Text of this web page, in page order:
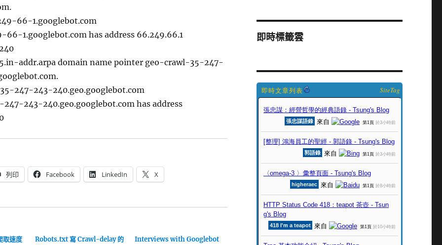
66-1.googlebot.com
1.googlebot.com has address 66.249.66.1
addr.arpa domain name pointer geo-crawl-35-247-
247-243-240.geo.googlebot.com
243-240.geo.googlebot.com has address
列印 Facebook LinkedIn X
取速度
Robots.txt 寫 Crawl-delay 的
Interviews with Googlebot
即時標籤雲
SiteTag